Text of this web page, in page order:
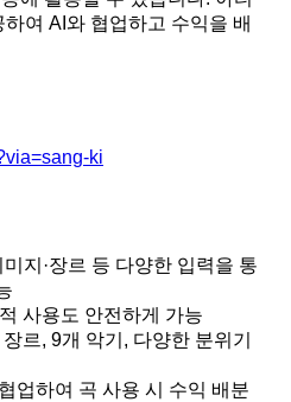
여 AI와 협업하고 수익을 배
ki
미지·장르 등 다양한 입력을 통
사용도 안전하게 가능
르, 9개 악기, 다양한 분위기
업하여 곡 사용 시 수익 배분